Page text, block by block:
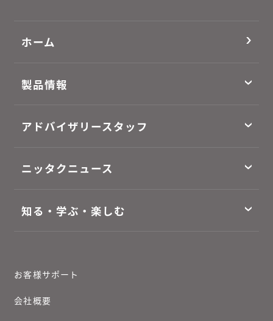
ホーム
製品情報
アドバイザリースタッフ
ニッタクニュース
知る・学ぶ・楽しむ
お客様サポート
会社概要